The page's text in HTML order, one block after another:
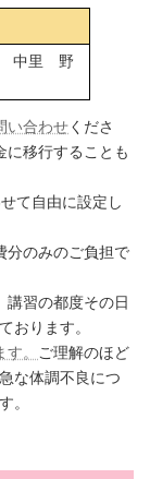
中里 野
い合わせ くださ
に移行することも
て自由に設定し
分のみのご負担で
講習の都度その日
おります。
。
ご理解のほど
な体調不良につ
。